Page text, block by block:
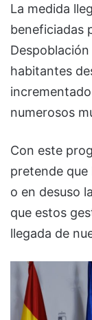
La medida
beneficiadas
habitantes
numerosos
Con este
pretende que
o en desuso
que estos
llegada de